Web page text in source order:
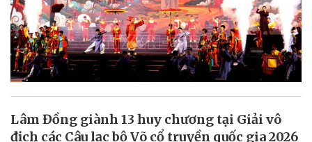
Lâm Đồng giành 13 huy chương tại Giải vô
địch các Câu lạc bộ Võ cổ truyền quốc gia 2026